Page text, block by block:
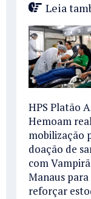
Leia
HPS Platão
Hemoam
mobilização
doação de
com
Manaus para
reforçar